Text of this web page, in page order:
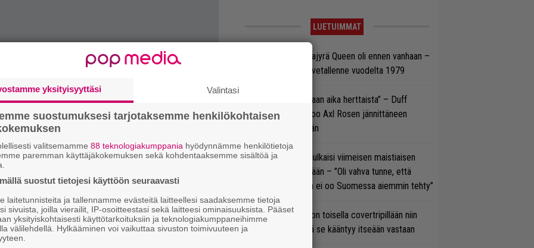
ovat yhtyeen itsensä kutsumia. Tähän
ovat varmistaneet Nina Persson, Junip ja
uuden albumin tiimoilta. Tähän
ja -paikkoja Ruotsissa, Norjassa ja
ainakaan vielä. Lisätietoa Kentfestistä ja
LUETUIMMAT
Tällainen keikkajyrä Queen oli ennen vanhaan –
katso tulinen livetallenne vuodelta 1979
”Se oli oikeastaan aika herttaista” – Duff
McKagan kertoo Axl Rosen jännittäneen
AC/DC-pestiään
Marko Annala julkaisi viimeisen maistiaisen
soolodebyytiltään – ”Oli vahva tunne, että
tällaista musaa ei oo Suomessa aiemmin tehty”
Arvio: Saimaa on toisella covertripillään niin
suvereeni, että se kääntyy itseään vastaan
yksityisyyttäsi Valintasi
suostumuksesi tarjotaksemme henkilökohtaisen
valitsemamme 88 teknologiakumppania hyödynnämme henkilötietoja
paremman käyttäjäkokemuksen sekä kohdentaaksemme sisältöä ja
suostut tietojesi käyttöön seuraavasti
laitetunnisteita ja tallennamme evästeitä laitteellesi saadaksemme tietoja
sivuista, joilla vierailit, IP-osoitteestasi sekä laitteesi ominaisuuksista. Pääset
yksityiskohtaisesti käyttötarkoituksiin ja teknologiakumppaneihimme
välilehdellä. Hylkääminen voi vaikuttaa sivuston toimivuuteen ja